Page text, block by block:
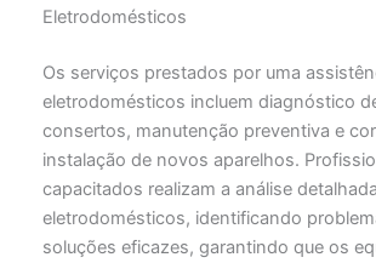
Eletrodomésticos
Os serviços prestados por uma
eletrodomésticos incluem diagnóstico
consertos, manutenção preventiva e
instalação de novos aparelhos.
capacitados realizam a análise
eletrodomésticos, identificando
soluções eficazes, garantindo que os